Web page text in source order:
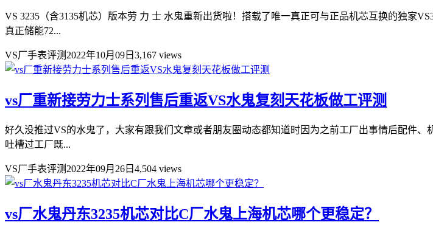
VS 3235（含3135机芯）版本劳 力 士 水鬼重新出货啦！搭载了唯一真正可与正品机芯互换的独家
真正储能72...
VS厂手表评测 2022年10月09日 3,167 views
vs厂重新接劳力士系列售后重返VS水鬼复刻天花板做工评测
好久没推过VS的水鬼了，大家有跟我们文章或者朋友圈动态都知道时因为之前工厂出事情后配件
吐槽过工厂既...
VS厂手表评测 2022年09月26日 4,504 views
vs厂水鬼丹东3235机芯对比C厂水鬼上海机芯哪个更稳定？